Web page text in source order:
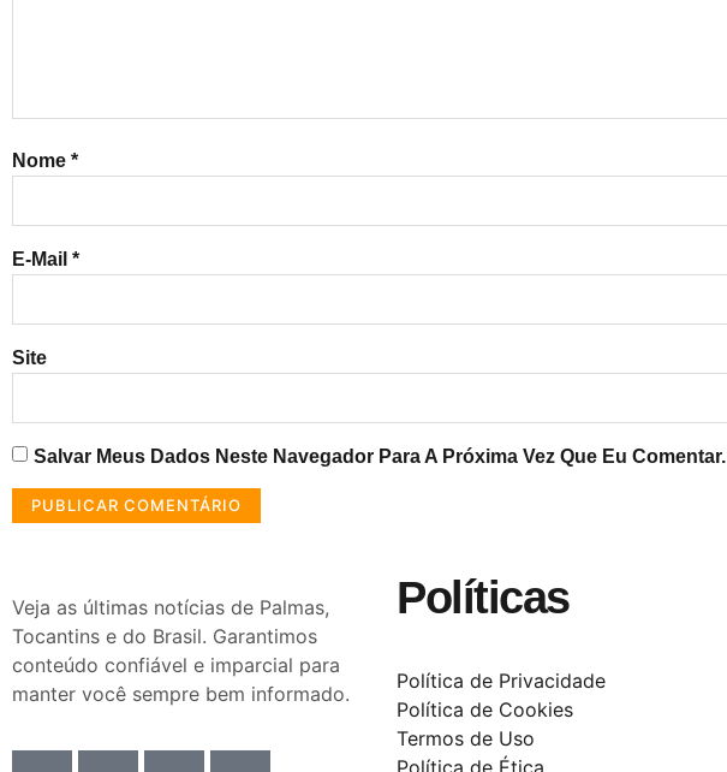
Nome *
E-Mail *
Site
Salvar Meus Dados Neste Navegador Para A Próxima Vez Que Eu Comentar.
Veja as últimas notícias de Palmas,
Tocantins e do Brasil. Garantimos
conteúdo confiável e imparcial para
manter você sempre bem informado.
Políticas
Política de Privacidade
Política de Cookies
Termos de Uso